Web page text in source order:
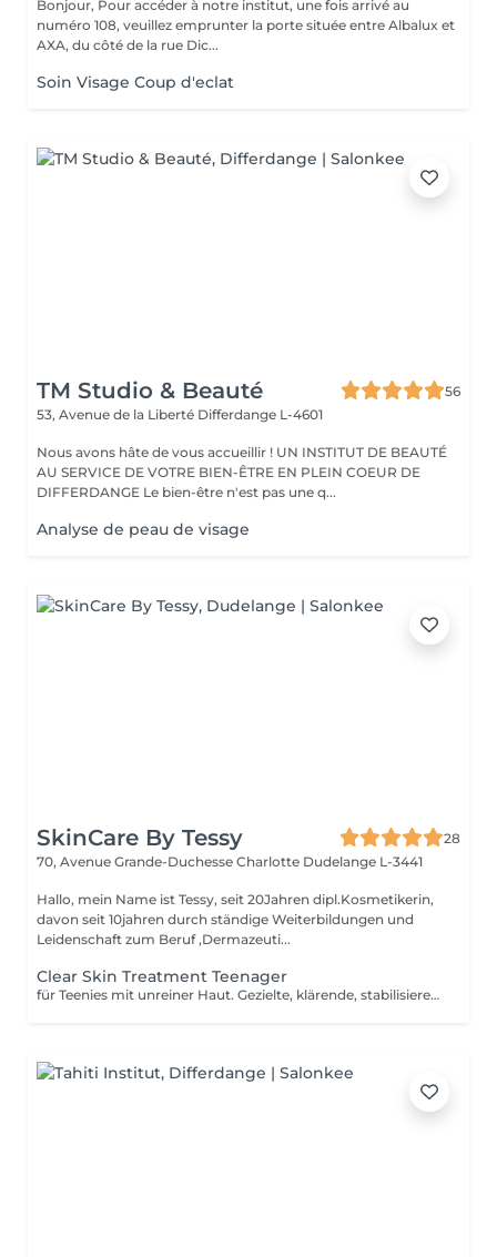
Bonjour, Pour accéder à notre institut, une fois arrivé au
numéro 108, veuillez emprunter la porte située entre Albalux et
AXA, du côté de la rue Dic...
Soin Visage Coup d'eclat
TM Studio & Beauté
56
53, Avenue de la Liberté Differdange L-4601
Nous avons hâte de vous accueillir ! UN INSTITUT DE BEAUTÉ
AU SERVICE DE VOTRE BIEN-ÊTRE EN PLEIN COEUR DE
DIFFERDANGE Le bien-être n'est pas une q...
Analyse de peau de visage
SkinCare By Tessy
28
70, Avenue Grande-Duchesse Charlotte Dudelange L-3441
Hallo, mein Name ist Tessy, seit 20Jahren dipl.Kosmetikerin,
davon seit 10jahren durch ständige Weiterbildungen und
Leidenschaft zum Beruf ,Dermazeuti...
Clear Skin Treatment Teenager
für Teenies mit unreiner Haut. Gezielte, klärende, stabilisierende Tiefenreinigung ohne Aparatur